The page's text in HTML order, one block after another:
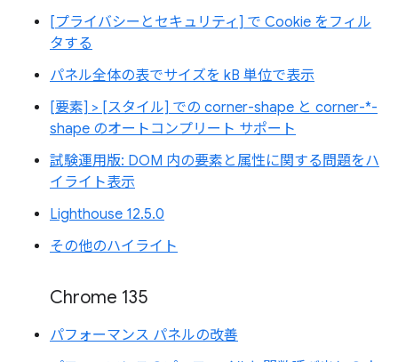
[プライバシーとセキュリティ] で Cookie をフィル
タする
パネル全体の表でサイズを kB 単位で表示
[要素] > [スタイル] での corner-shape と corner-*-
shape のオートコンプリート サポート
試験運用版: DOM 内の要素と属性に関する問題をハ
イライト表示
Lighthouse 12.5.0
その他のハイライト
Chrome 135
パフォーマンス パネルの改善